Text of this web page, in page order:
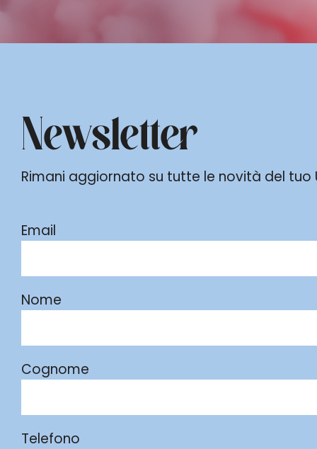
Newsletter
Rimani aggiornato su tutte le novità del
Email
Nome
Cognome
Telefono